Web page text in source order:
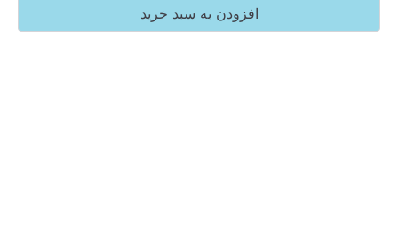
افزودن به سبد خرید